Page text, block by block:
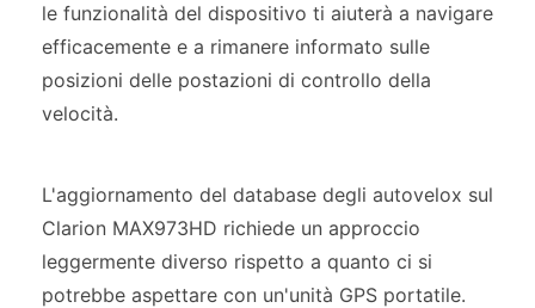
le funzionalità del dispositivo ti aiuterà a navigare
efficacemente e a rimanere informato sulle
posizioni delle postazioni di controllo della
velocità.
L'aggiornamento del database degli autovelox sul
Clarion MAX973HD richiede un approccio
leggermente diverso rispetto a quanto ci si
potrebbe aspettare con un'unità GPS portatile.